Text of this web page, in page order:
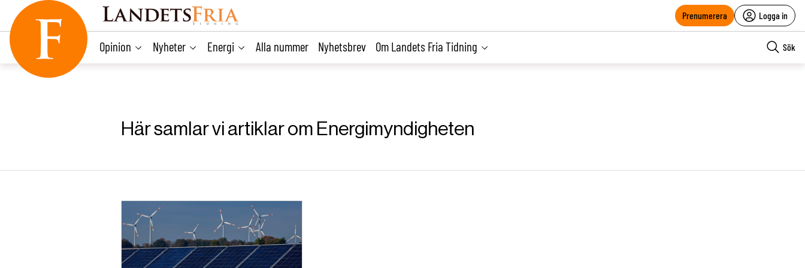
content
Prenumerera Logga in
Opinion Nyheter Energi Alla nummer Nyhetsbrev Om Landets Fria Tidning Sök
Här samlar vi artiklar om Energimyndigheten